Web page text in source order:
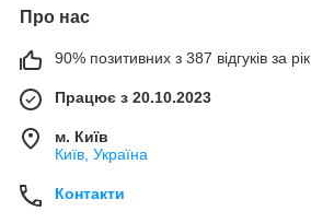
Про нас
90% позитивних з 387 відгуків за рік
Працює з 20.10.2023
м. Київ
Київ, Україна
Контакти